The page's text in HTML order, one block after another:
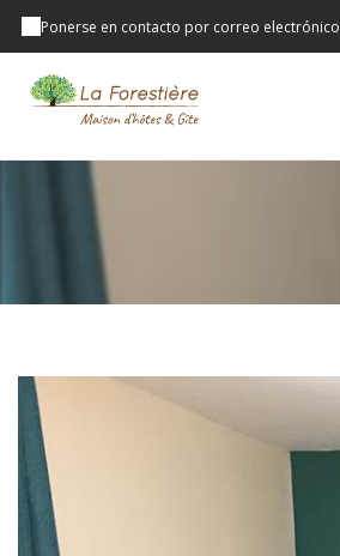
Ponerse en contacto por correo electrónico